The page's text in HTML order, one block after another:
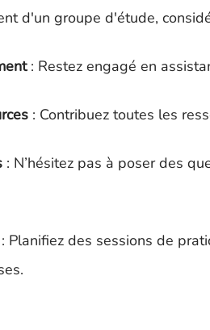
d'un groupe d'étude,
: Restez engagé en
: Contribuez toutes les
: N’hésitez pas à poser des
: Planifiez des sessions de